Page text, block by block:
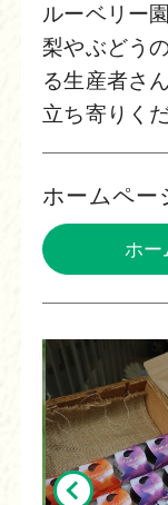
ルーベリー
梨やぶどう
る生産者さ
立ち寄りく
ホームペー
ホー